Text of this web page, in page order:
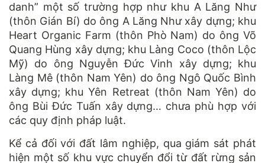
danh” một số trường hợp như khu A Lăng Như
(thôn Gián Bí) do ông A Lăng Như xây dựng; khu
Heart Organic Farm (thôn Phò Nam) do ông Võ
Quang Hùng xây dựng; khu Làng Coco (thôn Lộc
Mỹ) do ông Nguyễn Đức Vinh xây dựng; khu
Làng Mê (thôn Nam Yên) do ông Ngô Quốc Bình
xây dựng; khu Yên Retreat (thôn Nam Yên) do
ông Bùi Đức Tuấn xây dựng… chưa phù hợp với
các quy định pháp luật.
Kể cả đối với đất lâm nghiệp, qua giám sát phát
hiện một số khu vực chuyển đổi từ đất rừng sản